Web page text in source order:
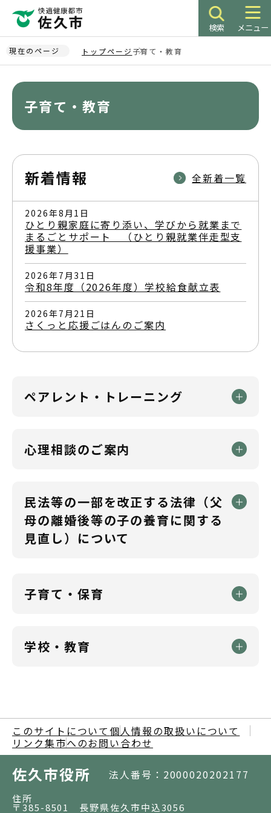
ペ
ー
ジ
検索 メニュー
現在のページ トップページ 子育て・教育
子育て・教育
新着情報 全新着一覧
2026年8月1日
ひとり親家庭に寄り添い、学びから就業まで
まるごとサポート （ひとり親就業伴走型支
援事業）
2026年7月31日
令和8年度（2026年度）学校給食献立表
2026年7月21日
さくっと応援ごはんのご案内
ペアレント・トレーニング
心理相談のご案内
民法等の一部を改正する法律（父
母の離婚後等の子の養育に関する
見直し）について
子育て・保育
学校・教育
このサイトについて 個人情報の取扱いについて
リンク集市へのお問い合わせ
佐久市役所 法人番号：2000020202177
住所
〒385-8501 長野県佐久市中込3056